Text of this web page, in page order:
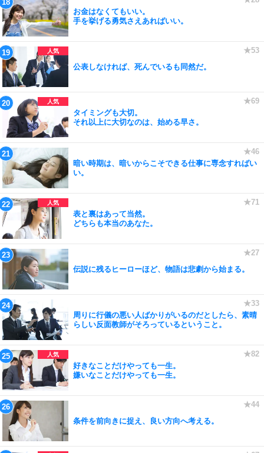
お金はなくてもいい。
手を挙げる勇気さえあればいい。
公表しなければ、死んでいるも同然だ。
タイミングも大切。
それ以上に大切なのは、始める早さ。
暗い時期は、暗いからこそできる仕事に専念すればい
い。
表と裏はあって当然。
どちらも本当のあなた。
伝説に残るヒーローほど、物語は悲劇から始まる。
周りに行儀の悪い人ばかりがいるのだとしたら、素晴
らしい反面教師がそろっているということ。
好きなことだけやっても一生。
嫌いなことだけやっても一生。
条件を前向きに捉え、良い方向へ考える。